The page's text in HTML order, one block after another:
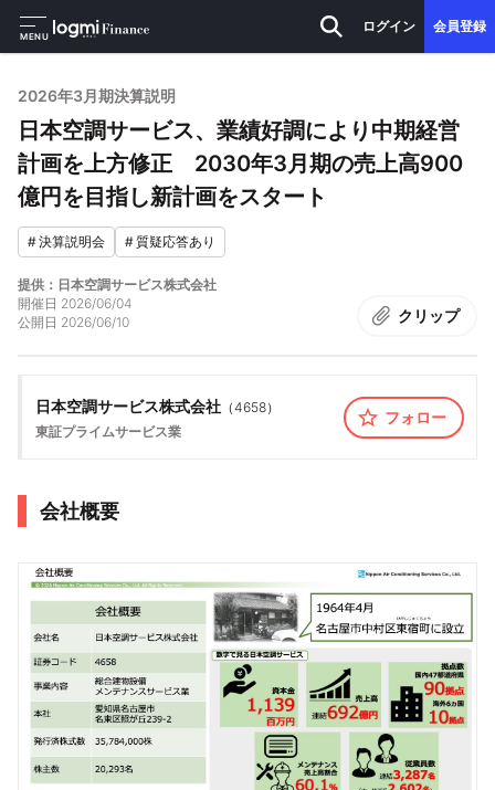
MENU
ログイン 会員登録
2026年3月期決算説明
日本空調サービス、業績好調により中期経営
計画を上方修正 2030年3月期の売上高900
億円を目指し新計画をスタート
#決算説明会 #質疑応答あり
提供：日本空調サービス株式会社
開催日 2026/06/04
公開日 2026/06/10 クリップ
日本空調サービス株式会社 （4658）
東証プライムサービス業
フォロー
会社概要